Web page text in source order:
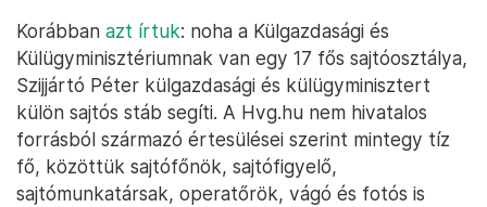
Korábban azt írtuk: noha a Külgazdasági és
Külügyminisztériumnak van egy 17 fős sajtóosztálya,
Szijjártó Péter külgazdasági és külügyminisztert
külön sajtós stáb segíti. A Hvg.hu nem hivatalos
forrásból származó értesülései szerint mintegy tíz
fő, közöttük sajtófőnök, sajtófigyelő,
sajtómunkatársak, operatőrök, vágó és fotós is